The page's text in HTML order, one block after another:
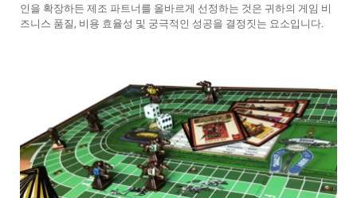
인을 확장하든 제조 파트너를 올바르게 선정하는 것은 귀하의 게임 비
즈니스 품질, 비용 효율성 및 궁극적인 성공을 결정짓는 요소입니다.